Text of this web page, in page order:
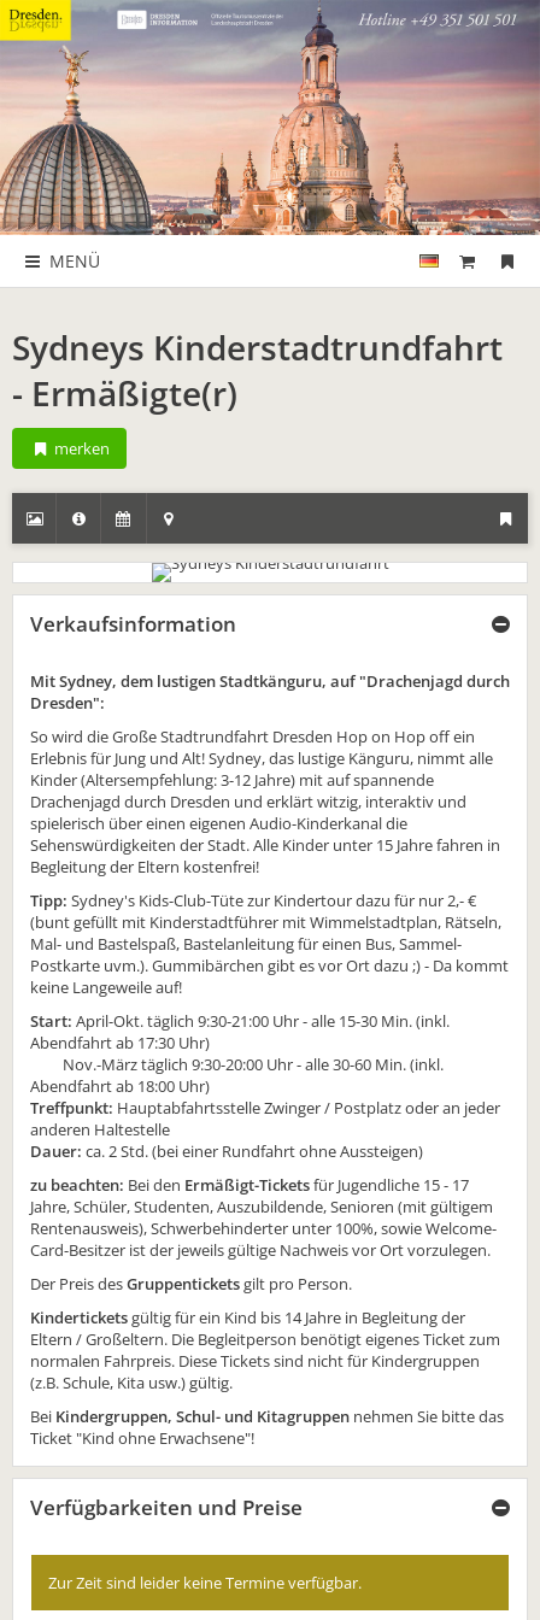
MENÜ
Sydneys Kinderstadtrundfahrt
- Ermäßigte(r)
merken
Verkaufsinformation
Mit Sydney, dem lustigen Stadtkänguru, auf "Drachenjagd durch
Dresden":
So wird die Große Stadtrundfahrt Dresden Hop on Hop off ein
Erlebnis für Jung und Alt! Sydney, das lustige Känguru, nimmt alle
Kinder (Altersempfehlung: 3-12 Jahre) mit auf spannende
Drachenjagd durch Dresden und erklärt witzig, interaktiv und
spielerisch über einen eigenen Audio-Kinderkanal die
Sehenswürdigkeiten der Stadt. Alle Kinder unter 15 Jahre fahren in
Begleitung der Eltern kostenfrei!
Tipp: Sydney's Kids-Club-Tüte zur Kindertour dazu für nur 2,- €
(bunt gefüllt mit Kinderstadtführer mit Wimmelstadtplan, Rätseln,
Mal- und Bastelspaß, Bastelanleitung für einen Bus, Sammel-
Postkarte uvm.). Gummibärchen gibt es vor Ort dazu ;) - Da kommt
keine Langeweile auf!
Start: April-Okt. täglich 9:30-21:00 Uhr - alle 15-30 Min. (inkl.
Abendfahrt ab 17:30 Uhr)
Nov.-März täglich 9:30-20:00 Uhr - alle 30-60 Min. (inkl.
Abendfahrt ab 18:00 Uhr)
Treffpunkt: Hauptabfahrtsstelle Zwinger / Postplatz oder an jeder
anderen Haltestelle
Dauer: ca. 2 Std. (bei einer Rundfahrt ohne Aussteigen)
zu beachten: Bei den Ermäßigt-Ticketsfür Jugendliche 15 - 17
Jahre, Schüler, Studenten, Auszubildende, Senioren (mit gültigem
Rentenausweis), Schwerbehinderter unter 100%, sowie Welcome-
Card-Besitzer ist der jeweils gültige Nachweis vor Ort vorzulegen.
Der Preis desGruppenticketsgilt pro Person.
Kinderticketsgültig für ein Kind bis 14 Jahre in Begleitung der
Eltern / Großeltern. Die Begleitperson benötigt eigenes Ticket zum
normalen Fahrpreis. Diese Tickets sind nicht für Kindergruppen
(z.B. Schule, Kita usw.) gültig.
Bei Kindergruppen, Schul- und Kitagruppen nehmen Sie bitte das
Ticket "Kind ohne Erwachsene"!
Verfügbarkeiten und Preise
Zur Zeit sind leider keine Termine verfügbar.